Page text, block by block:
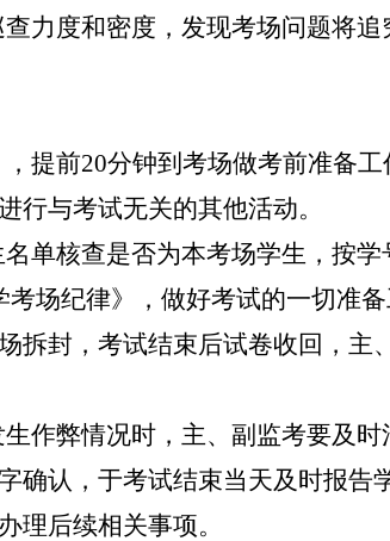
力度和密度，发现考场问题将
提前20分钟到考场做考前准备
行与考试无关的其他活动。
单核查是否为本考场学生，按
场纪律》，做好考试的一切准
拆封，考试结束后试卷收回，主
作弊情况时，主、副监考要及
确认，于考试结束当天及时报告
理后续相关事项。